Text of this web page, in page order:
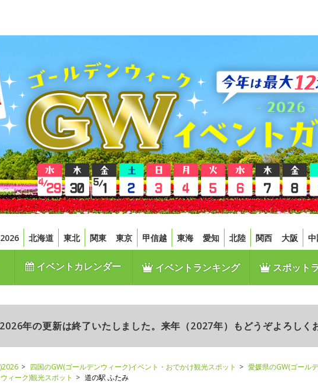
北海道 東北 関東 東京 甲信越 東海 愛知 北陸 関西 大阪
イベントカレンダー イベントランキング スポット
2026年の更新は終了いたしました。来年（2027年）もどうぞよろしく
四国のGW(ゴールデンウィーク)イベント・おでかけ観光スポット
愛媛県のGW(ゴール
ィーク)観光スポット
道の駅 ふたみ